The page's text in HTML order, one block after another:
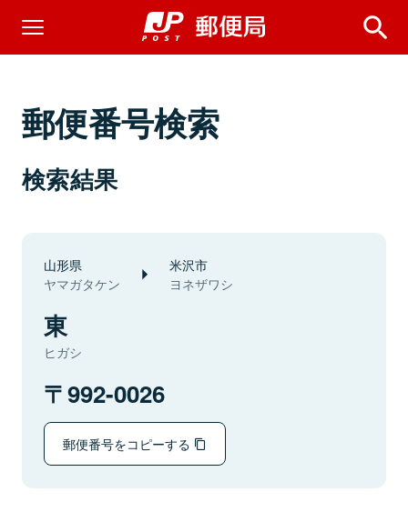
郵便番号検索
検索結果
山形県
ヤマガタケン
米沢市
ヨネザワシ
東
ヒガシ
992-0026
郵便番号をコピーする